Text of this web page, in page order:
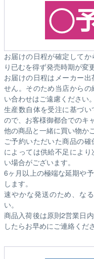
お届けの日程が確定して
り已むを得ず発売時期が変
お届けの日程はメーカー
せん。そのため当店から
い合わせはご遠慮ください。
生産数自体を受注に基づ
ので、お客様御都合でのキ
他の商品と一緒に買い物か
ご予約いただいた商品の
によっては供給不足によ
い場合がございます。
6ヶ月以上の極端な延期や
します。
速やかな発送のため、な
い。
商品入荷後は原則2営業日
したらお早めにご連絡くだ